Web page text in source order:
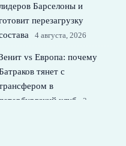
Барселоны и
перезагрузку
4 августа, 2026
vs Европа: почему
тянет с
в
клуб
3